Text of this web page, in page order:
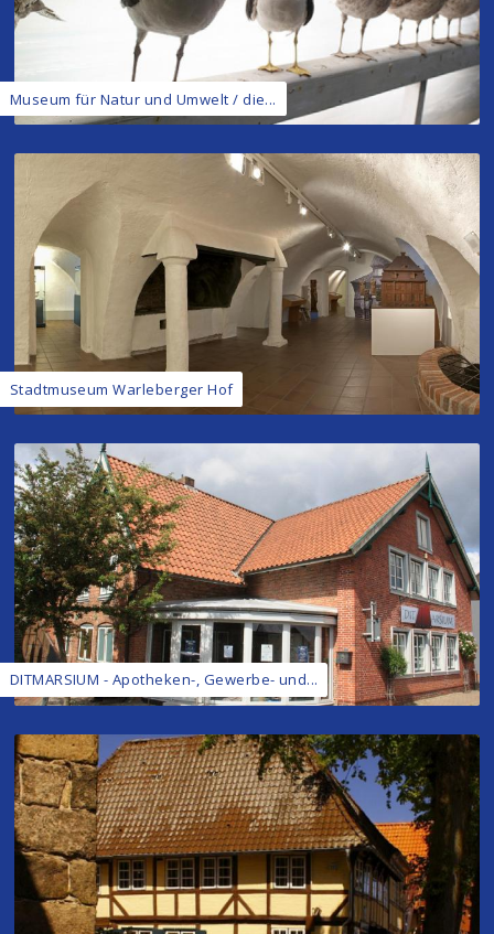
Museum für Natur und Umwelt / die...
Stadtmuseum Warleberger Hof
DITMARSIUM - Apotheken-, Gewerbe- und...